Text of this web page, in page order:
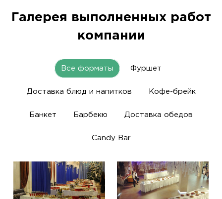
Галерея выполненных работ
компании
Все форматы Фуршет
Доставка блюд и напитков Кофе-брейк
Банкет Барбекю Доставка обедов
Candy Bar